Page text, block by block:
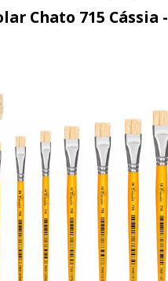
Chato 715 Cássia -